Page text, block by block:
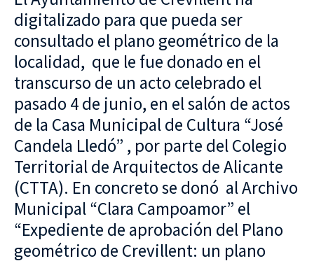
digitalizado para que pueda ser
consultado el plano geométrico de la
localidad, que le fue donado en el
transcurso de un acto celebrado el
pasado 4 de junio, en el salón de actos
de la Casa Municipal de Cultura “José
Candela Lledó” , por parte del Colegio
Territorial de Arquitectos de Alicante
(CTTA). En concreto se donó al Archivo
Municipal “Clara Campoamor” el
“Expediente de aprobación del Plano
geométrico de Crevillent: un plano